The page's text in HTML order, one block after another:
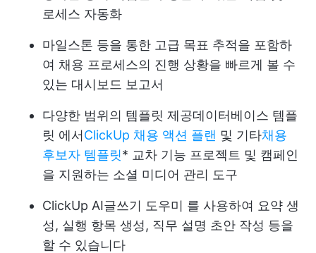
로세스 자동화
마일스톤 등을 통한 고급 목표 추적을 포함하
여 채용 프로세스의 진행 상황을 빠르게 볼 수
있는 대시보드 보고서
다양한 범위의 템플릿 제공데이터베이스 템플
릿 에서ClickUp 채용 액션 플랜 및 기타채용
후보자 템플릿* 교차 기능 프로젝트 및 캠페인
을 지원하는 소셜 미디어 관리 도구
ClickUp AI글쓰기 도우미 를 사용하여 요약 생
성, 실행 항목 생성, 직무 설명 초안 작성 등을
할 수 있습니다